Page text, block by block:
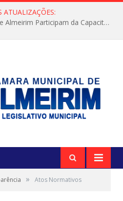
ATUALIZAÇÕES:
Servidores e Vereadores de Almeirim Participam da Capacitação “Orientar é a Nossa Missão”
» Atos Normativos